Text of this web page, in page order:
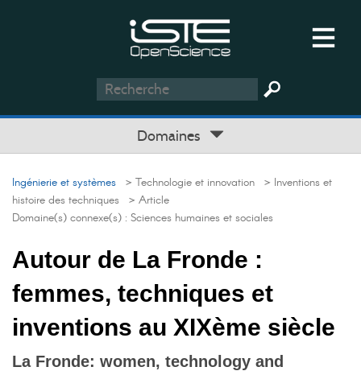
Domaines
Ingénierie et systèmes > Technologie et innovation > Inventions et
histoire des techniques > Article
Domaine(s) connexe(s) : Sciences humaines et sociales
Autour de La Fronde :
femmes, techniques et
inventions au XIXème siècle
La Fronde: women, technology and